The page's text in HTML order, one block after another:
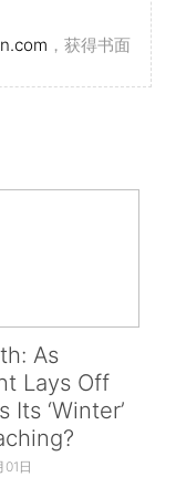
，获得书面
As
Lays Off
Its ‘Winter’
日